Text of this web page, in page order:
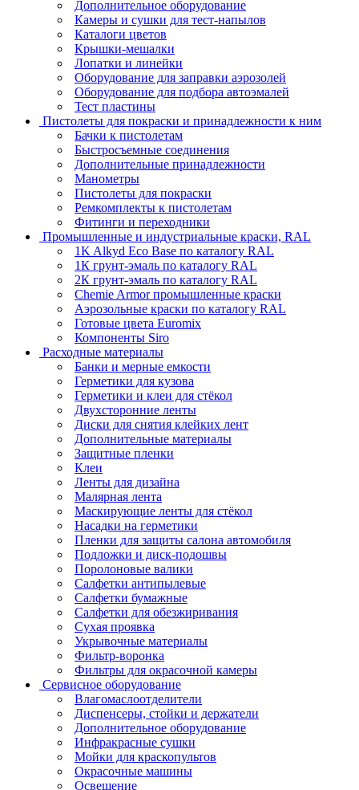
Дополнительное оборудование
Камеры и сушки для тест-напылов
Каталоги цветов
Крышки-мешалки
Лопатки и линейки
Оборудование для заправки аэрозолей
Оборудование для подбора автоэмалей
Тест пластины
Пистолеты для покраски и принадлежности к ним
Бачки к пистолетам
Быстросъемные соединения
Дополнительные принадлежности
Манометры
Пистолеты для покраски
Ремкомплекты к пистолетам
Фитинги и переходники
Промышленные и индустриальные краски, RAL
1K Alkyd Eco Base по каталогу RAL
1К грунт-эмаль по каталогу RAL
2К грунт-эмаль по каталогу RAL
Chemie Armor промышленные краски
Аэрозольные краски по каталогу RAL
Готовые цвета Euromix
Компоненты Siro
Расходные материалы
Банки и мерные емкости
Герметики для кузова
Герметики и клеи для стёкол
Двухсторонние ленты
Диски для снятия клейких лент
Дополнительные материалы
Защитные пленки
Клеи
Ленты для дизайна
Малярная лента
Маскирующие ленты для стёкол
Насадки на герметики
Пленки для защиты салона автомобиля
Подложки и диск-подошвы
Поролоновые валики
Салфетки антипылевые
Салфетки бумажные
Салфетки для обезжиривания
Сухая проявка
Укрывочные материалы
Фильтр-воронка
Фильтры для окрасочной камеры
Сервисное оборудование
Влагомаслоотделители
Диспенсеры, стойки и держатели
Дополнительное оборудование
Инфракрасные сушки
Мойки для краскопультов
Окрасочные машины
Освещение